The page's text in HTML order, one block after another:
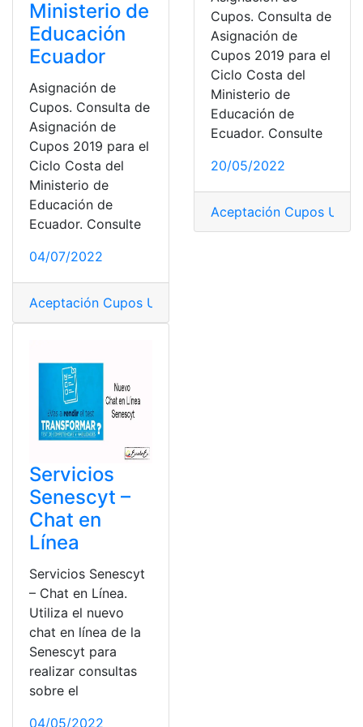
Ministerio de
Educación
Ecuador
Asignación de
Cupos. Consulta de
Asignación de
Cupos 2019 para el
Ciclo Costa del
Ministerio de
Educación de
Ecuador. Consulte
04/07/2022
Aceptación Cupos Universidades
Cupos. Consulta de
Asignación de
Cupos 2019 para el
Ciclo Costa del
Ministerio de
Educación de
Ecuador. Consulte
20/05/2022
Aceptación Cupos
Servicios
Senescyt –
Chat en
Línea
Servicios Senescyt
– Chat en Línea.
Utiliza el nuevo
chat en línea de la
Senescyt para
realizar consultas
sobre el
04/05/2022